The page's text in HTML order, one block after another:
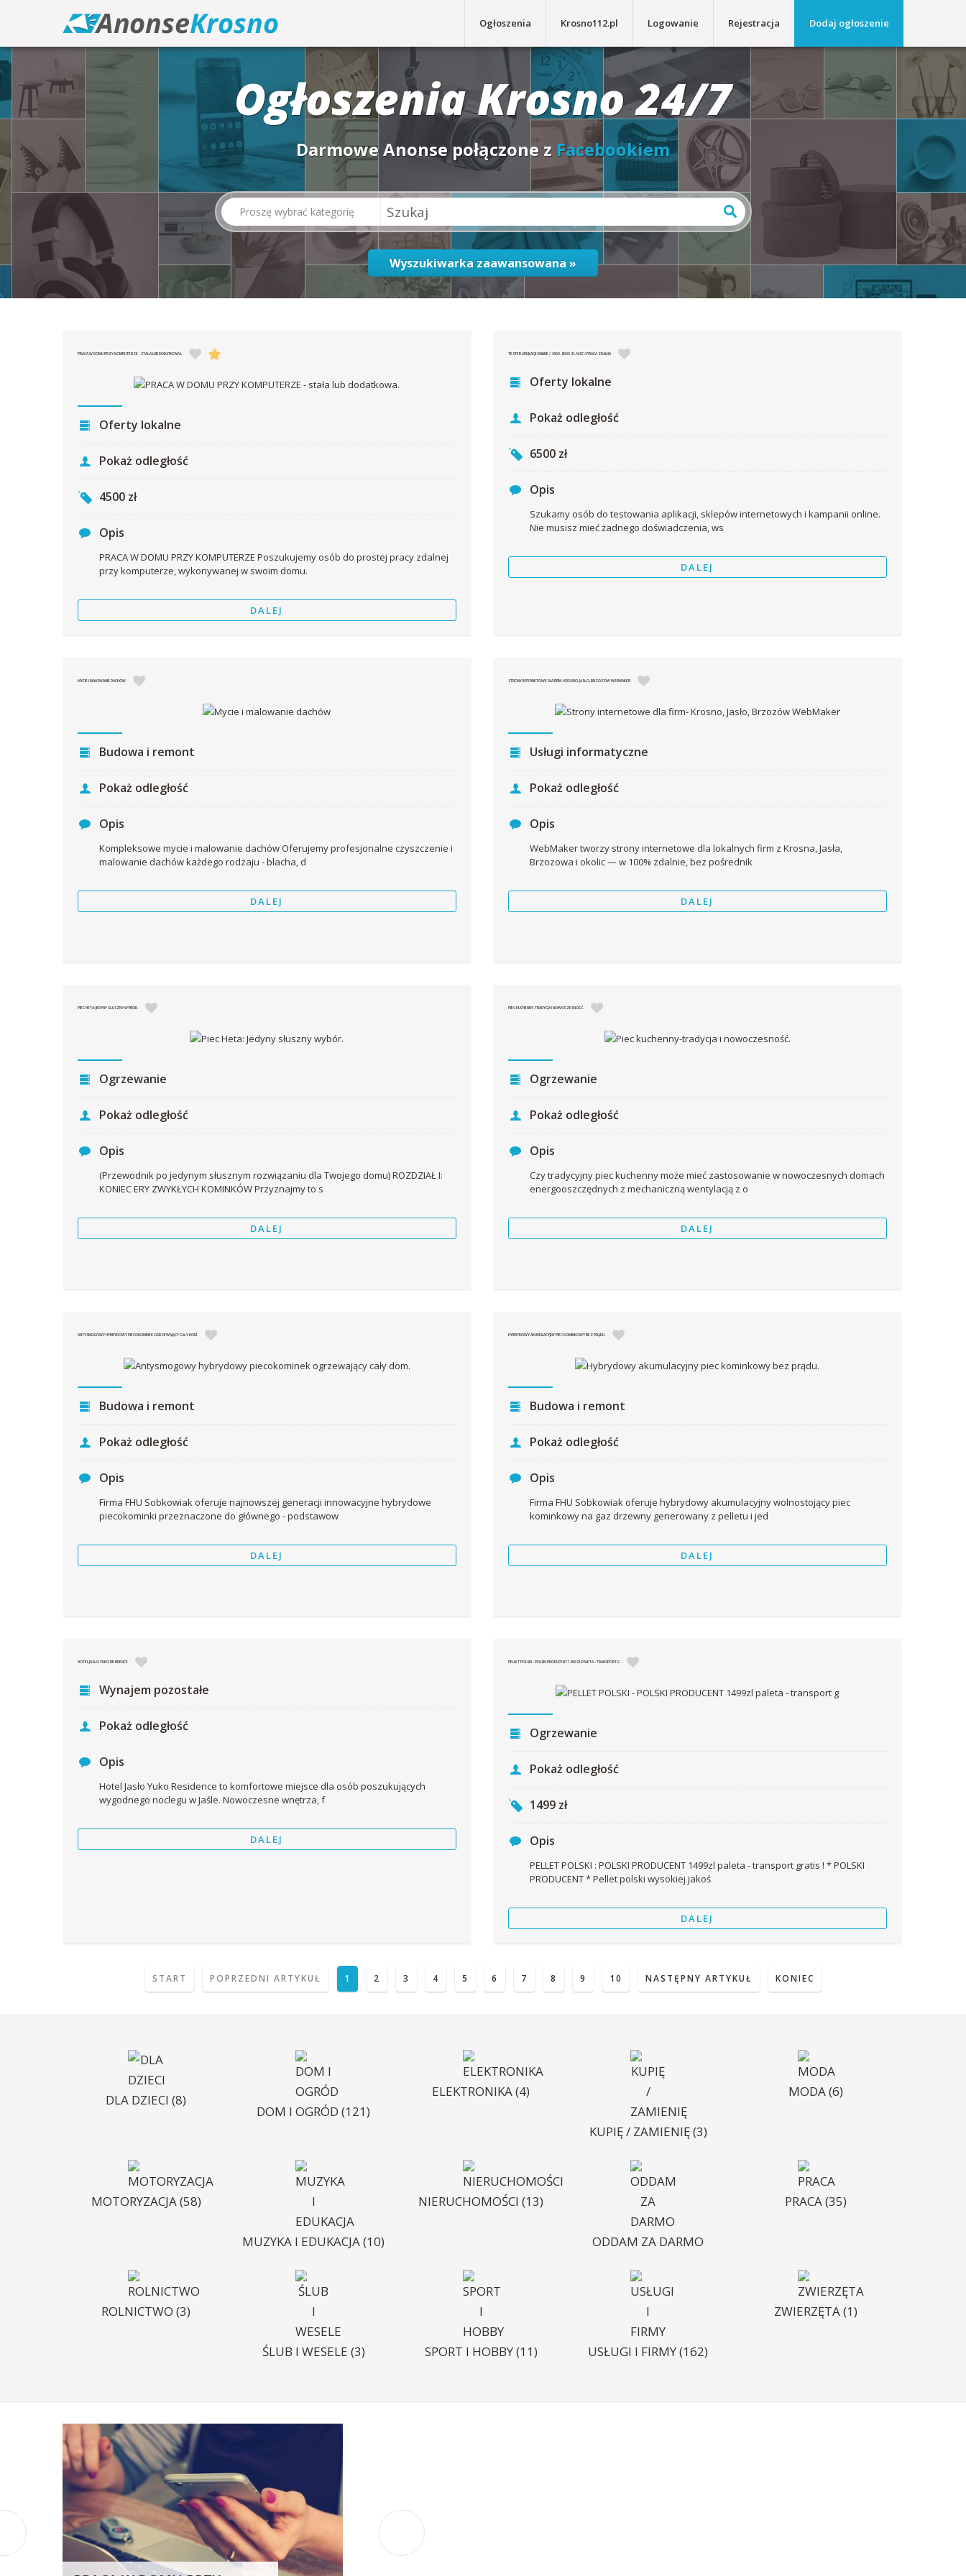
Ogłoszenia Krosno112.pl Logowanie Rejestracja Dodaj ogłoszenie
Ogłoszenia Krosno 24/7
Darmowe Anonse połączone z Facebookiem
Proszę wybrać kategorię
Wyszukiwarka zaawansowana »
PRACA W DOMU PRZY KOMPUTERZE - STAŁA LUB DODATKOWA.
Oferty lokalne
Pokaż odległość
4500 zł
Opis
PRACA W DOMU PRZY KOMPUTERZE Poszukujemy osób do prostej pracy zdalnej
przy komputerze, wykonywanej w swoim domu.
DALEJ
TESTER APLIKACJI ONLINE / 4500-8000 ZŁ MSC / PRACA ZDALNA
Oferty lokalne
Pokaż odległość
6500 zł
Opis
Szukamy osób do testowania aplikacji, sklepów internetowych i kampanii online.
Nie musisz mieć żadnego doświadczenia, ws
DALEJ
MYCIE I MALOWANIE DACHÓW
Budowa i remont
Pokaż odległość
Opis
Kompleksowe mycie i malowanie dachów Oferujemy profesjonalne czyszczenie i
malowanie dachów każdego rodzaju - blacha, d
DALEJ
STRONY INTERNETOWE DLA FIRM- KROSNO, JASŁO, BRZOZÓW WEBMAKER
Usługi informatyczne
Pokaż odległość
Opis
WebMaker tworzy strony internetowe dla lokalnych firm z Krosna, Jasła,
Brzozowa i okolic — w 100% zdalnie, bez pośrednik
DALEJ
PIEC HETA: JEDYNY SŁUSZNY WYBÓR.
Ogrzewanie
Pokaż odległość
Opis
(Przewodnik po jedynym słusznym rozwiązaniu dla Twojego domu) ROZDZIAŁ I:
KONIEC ERY ZWYKŁYCH KOMINKÓW Przyznajmy to s
DALEJ
PIEC KUCHENNY-TRADYCJA I NOWOCZESNOŚĆ.
Ogrzewanie
Pokaż odległość
Opis
Czy tradycyjny piec kuchenny może mieć zastosowanie w nowoczesnych domach
energooszczędnych z mechaniczną wentylacją z o
DALEJ
ANTYSMOGOWY HYBRYDOWY PIECOKOMINEK OGRZEWAJĄCY CAŁY DOM.
Budowa i remont
Pokaż odległość
Opis
Firma FHU Sobkowiak oferuje najnowszej generacji innowacyjne hybrydowe
piecokominki przeznaczone do głównego - podstawow
DALEJ
HYBRYDOWY AKUMULACYJNY PIEC KOMINKOWY BEZ PRĄDU.
Budowa i remont
Pokaż odległość
Opis
Firma FHU Sobkowiak oferuje hybrydowy akumulacyjny wolnostojący piec
kominkowy na gaz drzewny generowany z pelletu i jed
DALEJ
HOTEL JASŁO YUKO RESIDENCE
Wynajem pozostałe
Pokaż odległość
Opis
Hotel Jasło Yuko Residence to komfortowe miejsce dla osób poszukujących
wygodnego noclegu w Jaśle. Nowoczesne wnętrza, f
DALEJ
PELLET POLSKI - POLSKI PRODUCENT 1499ZL PALETA - TRANSPORT G
Ogrzewanie
Pokaż odległość
1499 zł
Opis
PELLET POLSKI : POLSKI PRODUCENT 1499zl paleta - transport gratis ! * POLSKI
PRODUCENT * Pellet polski wysokiej jakoś
DALEJ
START POPRZEDNI ARTYKUŁ 1 2 3 4 5 6 7 8 9 10 NASTĘPNY ARTYKUŁ KONIEC
DLA DZIECI(8)
DOM I OGRÓD(121)
ELEKTRONIKA(4)
KUPIĘ / ZAMIENIĘ(3)
MODA(6)
MOTORYZACJA(58)
MUZYKA I EDUKACJA(10)
NIERUCHOMOŚCI(13)
ODDAM ZA DARMO
PRACA(35)
ROLNICTWO(3)
ŚLUB I WESELE (3) SPORT I HOBBY(11) USŁUGI I FIRMY(162)
ZWIERZĘTA(1)